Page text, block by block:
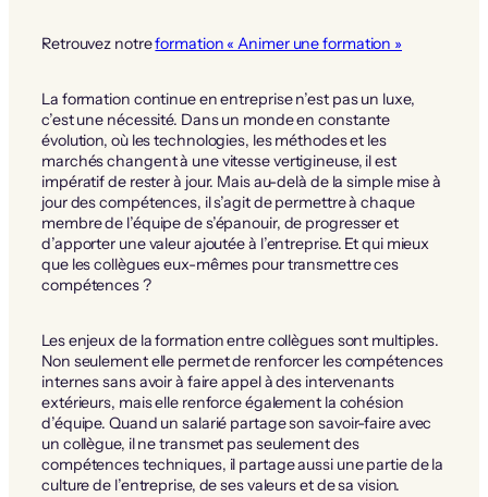
Retrouvez notreformation « Animer une formation »
La formation continue en entreprise n’est pas un luxe,
c’est une nécessité. Dans un monde en constante
évolution, où les technologies, les méthodes et les
marchés changent à une vitesse vertigineuse, il est
impératif de rester à jour. Mais au-delà de la simple mise à
jour des compétences, il s’agit de permettre à chaque
membre de l’équipe de s’épanouir, de progresser et
d’apporter une valeur ajoutée à l’entreprise. Et qui mieux
que les collègues eux-mêmes pour transmettre ces
compétences ?
Les enjeux de la formation entre collègues sont multiples.
Non seulement elle permet de renforcer les compétences
internes sans avoir à faire appel à des intervenants
extérieurs, mais elle renforce également la cohésion
d’équipe. Quand un salarié partage son savoir-faire avec
un collègue, il ne transmet pas seulement des
compétences techniques, il partage aussi une partie de la
culture de l’entreprise, de ses valeurs et de sa vision.